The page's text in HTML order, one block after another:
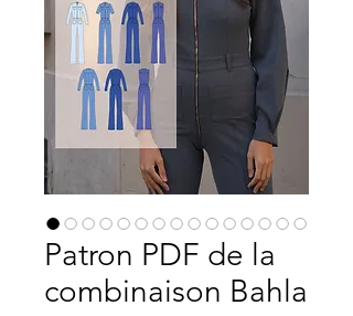
Patron PDF de la
combinaison Bahla